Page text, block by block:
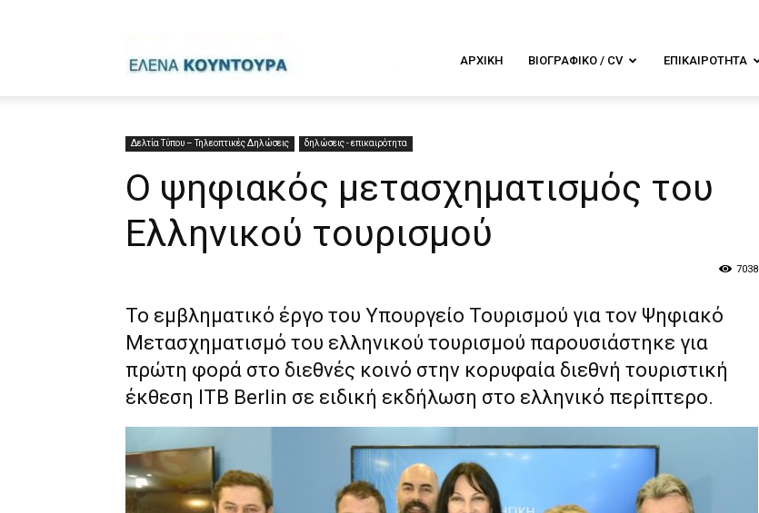
Κουντουρά
ΑΡΧΙΚΉ ΒΙΟΓΡΑΦΙΚΌ / CV ΕΠΙΚΑΙΡΌΤΗΤΑ
Δελτία Τύπου – Τηλεοπτικές Δηλώσεις δηλώσεις - επικαιρότητα
Ο ψηφιακός μετασχηματισμός του
Ελληνικού τουρισμού
7038
Το εμβληματικό έργο του Υπουργείο Τουρισμού για τον Ψηφιακό
Μετασχηματισμό του ελληνικού τουρισμού παρουσιάστηκε για
πρώτη φορά στο διεθνές κοινό στην κορυφαία διεθνή τουριστική
έκθεση ITB Berlin σε ειδική εκδήλωση στο ελληνικό περίπτερο.